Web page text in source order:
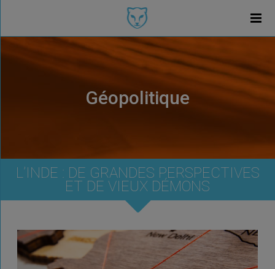
Géopolitique
L’INDE : DE GRANDES PERSPECTIVES
ET DE VIEUX DÉMONS